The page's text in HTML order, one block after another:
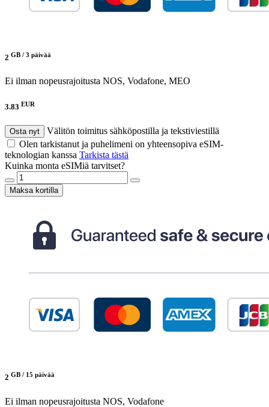
2 GB / 3 päivää
Ei ilman nopeusrajoitusta NOS, Vodafone, MEO
3.83 EUR
Osta nyt
Välitön toimitus sähköpostilla ja tekstiviestillä
Olen tarkistanut ja puhelimeni on yhteensopiva eSIM-
teknologian kanssa Tarkista tästä
Kuinka monta eSIMiä tarvitset?
Maksa kortilla
2 GB / 15 päivää
Ei ilman nopeusrajoitusta NOS, Vodafone